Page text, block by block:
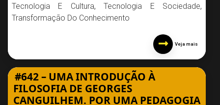
Tecnologia E Cultura,Tecnologia E Sociedade,
Transformação Do Conhecimento
Veja mais
#642 – UMA INTRODUÇÃO À
FILOSOFIA DE GEORGES
CANGUILHEM. POR UMA PEDAGOGIA